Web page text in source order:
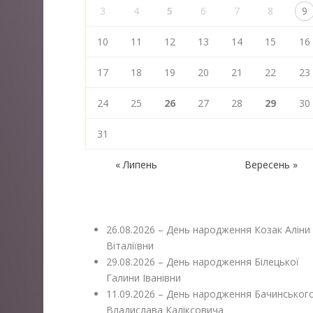
3 4 5 6 7 8 9
10 11 12 13 14 15 16
17 18 19 20 21 22 23
24 25 26 27 28 29 30
31
« Липень Вересень »
26.08.2026 – День народження Козак Аліни
Віталіївни
29.08.2026 – День народження Білецької
Галини Іванівни
11.09.2026 – День народження
Владислава Каліксовича